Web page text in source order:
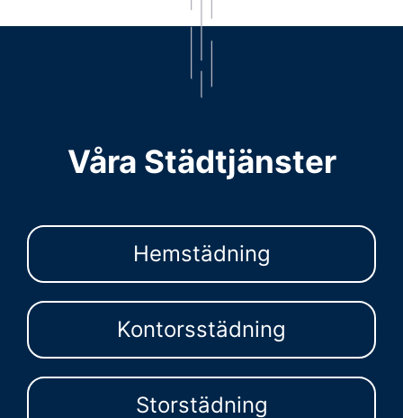
Våra Städtjänster
Hemstädning
Kontorsstädning
Storstädning